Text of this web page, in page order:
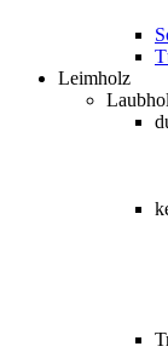
Leimholz